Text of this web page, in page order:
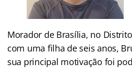
Morador de Brasília, no
com uma filha de seis anos,
sua principal motivação foi